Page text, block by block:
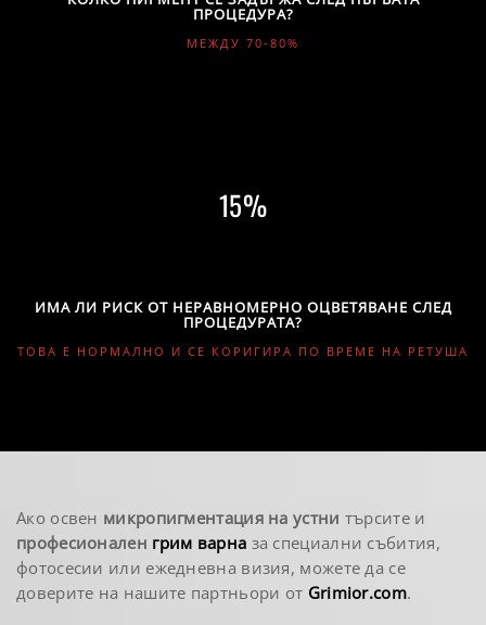
ПРОЦЕДУРА?
МЕЖДУ 70-80%
15
ИМА ЛИ РИСК ОТ НЕРАВНОМЕРНО ОЦВЕТЯВАНЕ СЛЕД
ПРОЦЕДУРАТА?
ТОВА Е НОРМАЛНО И СЕ КОРИГИРА ПО ВРЕМЕ НА РЕТУША
Ако освен микропигментация на устни търсите и
професионален грим варна за специални събития,
фотосесии или ежедневна визия, можете да се
доверите на нашите партньори от Grimior.com.